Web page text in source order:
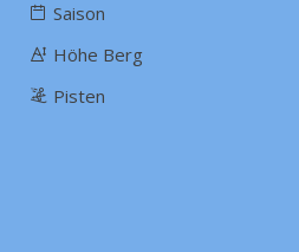
Saison
Höhe Berg
Pisten